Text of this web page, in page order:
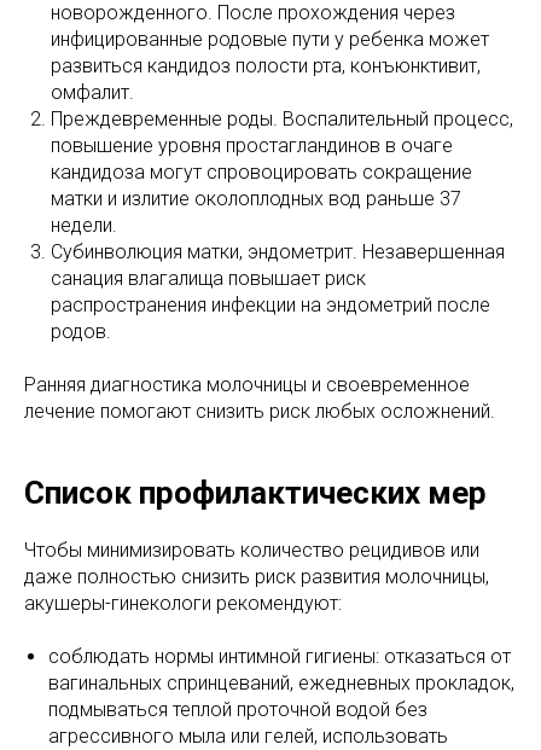
новорожденного. После прохождения через
инфицированные родовые пути у ребенка может
развиться кандидоз полости рта, конъюнктивит,
омфалит.
Преждевременные роды. Воспалительный процесс,
повышение уровня простагландинов в очаге
кандидоза могут спровоцировать сокращение
матки и излитие околоплодных вод раньше 37
недели.
Субинволюция матки, эндометрит. Незавершенная
санация влагалища повышает риск
распространения инфекции на эндометрий после
родов.
Ранняя диагностика молочницы и своевременное
лечение помогают снизить риск любых осложнений.
Список профилактических мер
Чтобы минимизировать количество рецидивов или
даже полностью снизить риск развития молочницы,
акушеры-гинекологи рекомендуют:
соблюдать нормы интимной гигиены: отказаться от
вагинальных спринцеваний, ежедневных прокладок,
подмываться теплой проточной водой без
агрессивного мыла или гелей, использовать